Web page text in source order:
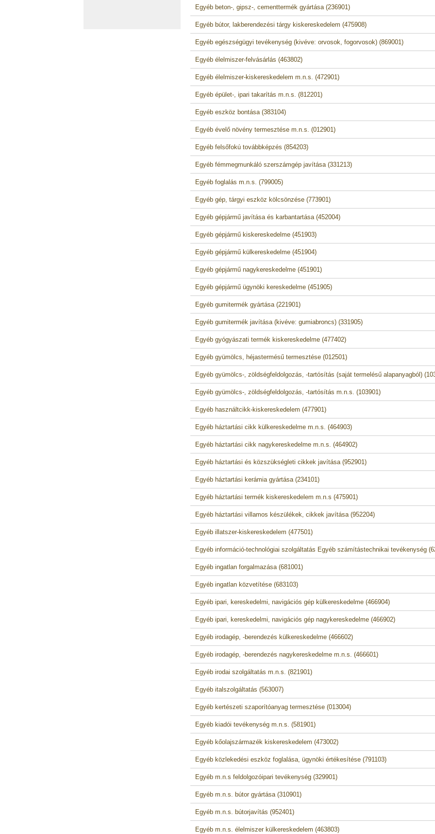
Egyéb beton-, gipsz-, cementtermék gyártása (236901)
Egyéb bútor, lakberendezési tárgy kiskereskedelem (475908)
Egyéb egészségügyi tevékenység (kivéve: orvosok, fogorvosok) (869001)
Egyéb élelmiszer-felvásárlás (463802)
Egyéb élelmiszer-kiskereskedelem m.n.s. (472901)
Egyéb épület-, ipari takarítás m.n.s. (812201)
Egyéb eszköz bontása (383104)
Egyéb évelő növény termesztése m.n.s. (012901)
Egyéb felsőfokú továbbképzés (854203)
Egyéb fémmegmunkáló szerszámgép javítása (331213)
Egyéb foglalás m.n.s. (799005)
Egyéb gép, tárgyi eszköz kölcsönzése (773901)
Egyéb gépjármű javítása és karbantartása (452004)
Egyéb gépjármű kiskereskedelme (451903)
Egyéb gépjármű külkereskedelme (451904)
Egyéb gépjármű nagykereskedelme (451901)
Egyéb gépjármű ügynöki kereskedelme (451905)
Egyéb gumitermék gyártása (221901)
Egyéb gumitermék javítása (kivéve: gumiabroncs) (331905)
Egyéb gyógyászati termék kiskereskedelme (477402)
Egyéb gyümölcs, héjastermésű termesztése (012501)
Egyéb gyümölcs-, zöldségfeldolgozás, -tartósítás (saját termelésű alapanyagból)
Egyéb gyümölcs-, zöldségfeldolgozás, -tartósítás m.n.s. (103901)
Egyéb használtcikk-kiskereskedelem (477901)
Egyéb háztartási cikk külkereskedelme m.n.s. (464903)
Egyéb háztartási cikk nagykereskedelme m.n.s. (464902)
Egyéb háztartási és közszükségleti cikkek javítása (952901)
Egyéb háztartási kerámia gyártása (234101)
Egyéb háztartási termék kiskereskedelem m.n.s (475901)
Egyéb háztartási villamos készülékek, cikkek javítása (952204)
Egyéb illatszer-kiskereskedelem (477501)
Egyéb információ-technológiai szolgáltatás Egyéb számítástechnikai tevékenység
Egyéb ingatlan forgalmazása (681001)
Egyéb ingatlan közvetítése (683103)
Egyéb ipari, kereskedelmi, navigációs gép külkereskedelme (466904)
Egyéb ipari, kereskedelmi, navigációs gép nagykereskedelme (466902)
Egyéb irodagép, -berendezés külkereskedelme (466602)
Egyéb irodagép, -berendezés nagykereskedelme m.n.s. (466601)
Egyéb irodai szolgáltatás m.n.s. (821901)
Egyéb italszolgáltatás (563007)
Egyéb kertészeti szaporítóanyag termesztése (013004)
Egyéb kiadói tevékenység m.n.s. (581901)
Egyéb kőolajszármazék kiskereskedelem (473002)
Egyéb közlekedési eszköz foglalása, ügynöki értékesítése (791103)
Egyéb m.n.s feldolgozóipari tevékenység (329901)
Egyéb m.n.s. bútor gyártása (310901)
Egyéb m.n.s. bútorjavítás (952401)
Egyéb m.n.s. élelmiszer külkereskedelem (463803)